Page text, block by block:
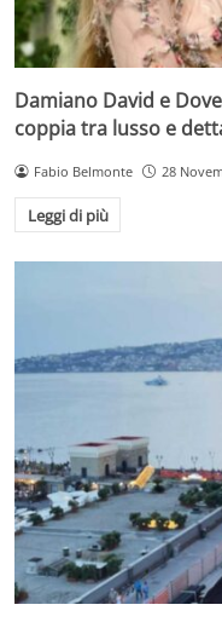
Damiano David e
coppia tra lusso e
Fabio Belmonte 28
Leggi di più